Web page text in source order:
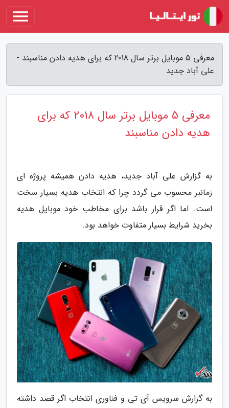
معرفی 5 موبایل برتر سال 2018 که برای هدیه دادن مناسبند -
علی آباد جدید
معرفی 5 موبایل برتر سال 2018 که برای
هدیه دادن مناسبند
به گزارش علی آباد جدید، هدیه دادن همیشه پروژه ای
زمانبر محسوب می گردد چرا که انتخاب هدیه بسیار سخت
است. اما اگر قرار باشد برای مخاطب خود موبایل هدیه
بخرید شرایط بسیار متفاوت خواهد بود.
به گزارش سرویس آی تی و فناوری انتخاب اگر قصد داشته